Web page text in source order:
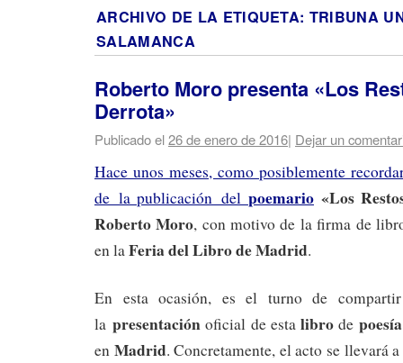
ARCHIVO DE LA ETIQUETA: TRIBUNA
SALAMANCA
Roberto Moro presenta «Los
Derrota»
Publicado el26 de enero de 2016| Dejar un
Hace unos meses, como posiblemente
de la publicación del poemario «Los
Roberto Moro, con motivo de la firma de
en laFeria del Libro de Madrid.
En esta ocasión, es el turno de
lapresentación oficial de estalibro de poesía
en Madrid. Concretamente, el acto se llevará